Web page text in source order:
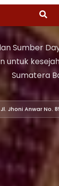
Sumber
untuk
Sumatera
Jl. Jhoni Anwar No.